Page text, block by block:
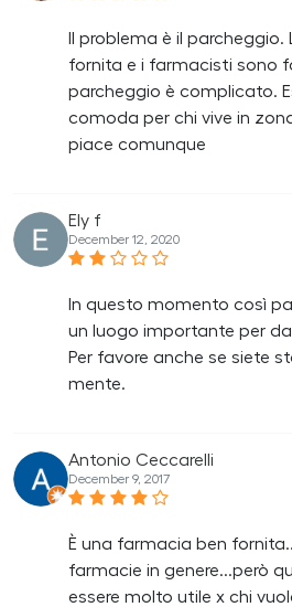
Il problema è il
fornita e i farmacisti sono
parcheggio è complicato.
comoda per chi vive in
piace comunque
Ely f
December 12, 2020
In questo momento così
un luogo importante per
Per favore anche se siete
mente.
Antonio Ceccarelli
December 9, 2017
È una farmacia ben
farmacie in genere...però
essere molto utile x chi